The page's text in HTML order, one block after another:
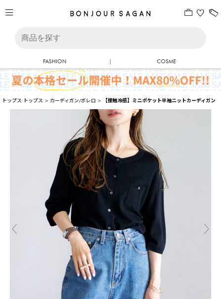
FASHION | COSME
トップス トップス > カーディガン/ボレロ > 【接触冷感】ミニポケット半袖ニットカーディガン